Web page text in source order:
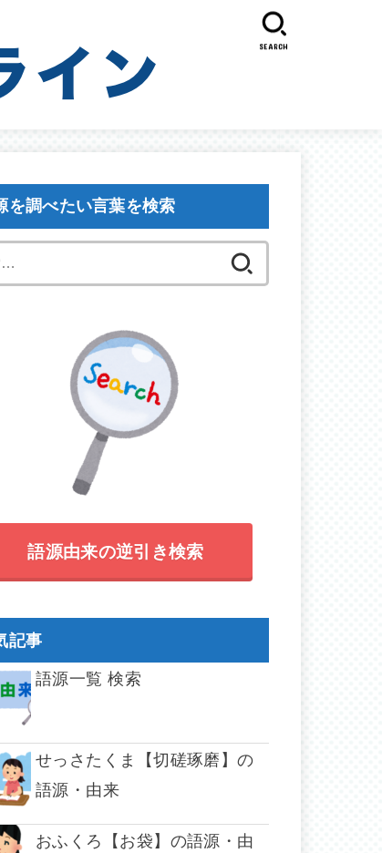
SEARCH
を調べたい言葉を検索
索:
語源由来の逆引き検索
記事
語源一覧 検索
せっさたくま【切磋琢磨】の
語源・由来
おふくろ【お袋】の語源・由